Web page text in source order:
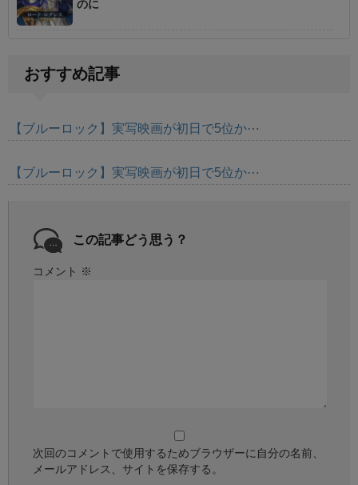
のに
おすすめ記事
【ブルーロック】実写映画が初日で5位か⋯
【ブルーロック】実写映画が初日で5位か⋯
この記事どう思う？
コメント ※
次回のコメントで使用するためブラウザーに自分の名前、
メールアドレス、サイトを保存する。